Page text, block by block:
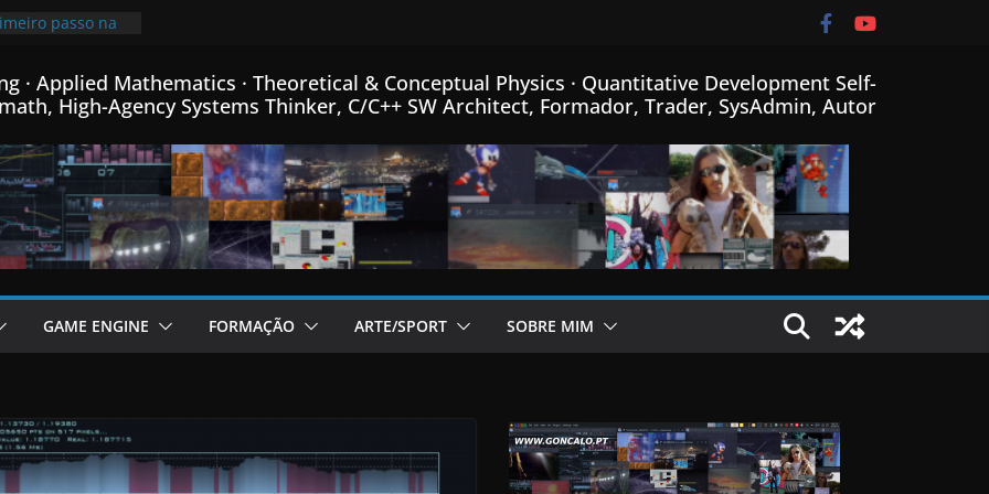
passo na
mais que o
de
meu Formato
C++…
fontes Bitmap,
e menus
de Fractais
Engine em
C++…
· Applied Mathematics · Theoretical & Conceptual Physics · Quantitative Development Self-
High-Agency Systems Thinker, C/C++ SW Architect, Formador, Trader, SysAdmin, Autor
GAME ENGINE FORMAÇÃO ARTE/SPORT SOBRE MIM